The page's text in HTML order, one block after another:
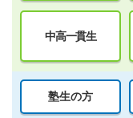
中高一貫生
塾生の方